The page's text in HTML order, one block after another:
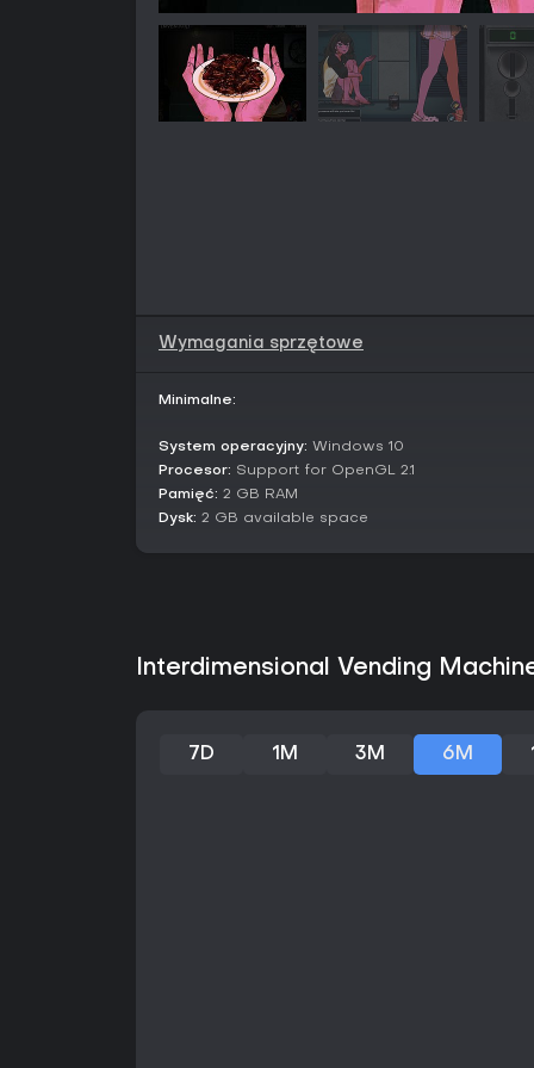
Wymagania sprzętowe
Minimalne:
System operacyjny: Windows 10
Procesor: Support for OpenGL 2.1
Pamięć: 2 GB RAM
Dysk: 2 GB available space
Interdimensional Vending
7D 1M 3M 6M